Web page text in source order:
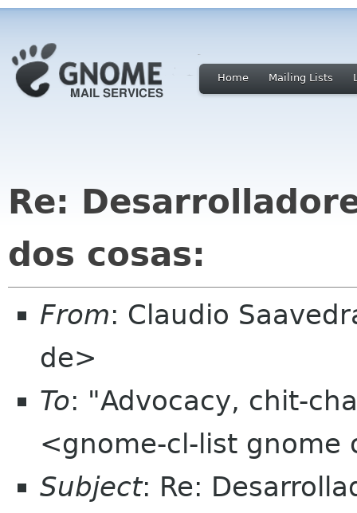
Home Mailing Lists
Re:
dos cosas:
From: Claudio
de>
To: "Advocacy, chit-
<gnome-cl-list gnome
Subject: Re: